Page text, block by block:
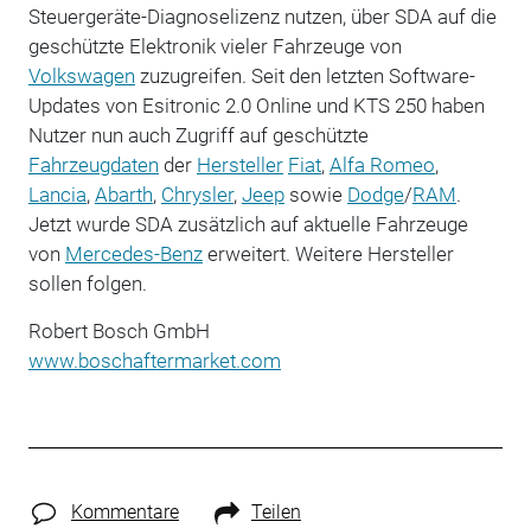
Steuergeräte-Diagnoselizenz nutzen, über SDA auf die
geschützte Elektronik vieler Fahrzeuge von
Volkswagen zuzugreifen. Seit den letzten Software-
Updates von Esitronic 2.0 Online und KTS 250 haben
Nutzer nun auch Zugriff auf geschützte
Fahrzeugdaten der Hersteller Fiat, Alfa Romeo,
Lancia, Abarth, Chrysler, Jeepsowie Dodge/RAM.
Jetzt wurde SDA zusätzlich auf aktuelle Fahrzeuge
von Mercedes-Benzerweitert. Weitere Hersteller
sollen folgen.
Robert Bosch GmbH
www.boschaftermarket.com
Kommentare Teilen